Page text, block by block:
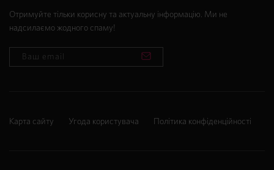
Отримуйте тільки корисну та актуальну інформацію. Ми не
надсилаємо жодного спаму!
Карта сайту Угода користувача Політика конфіденційності